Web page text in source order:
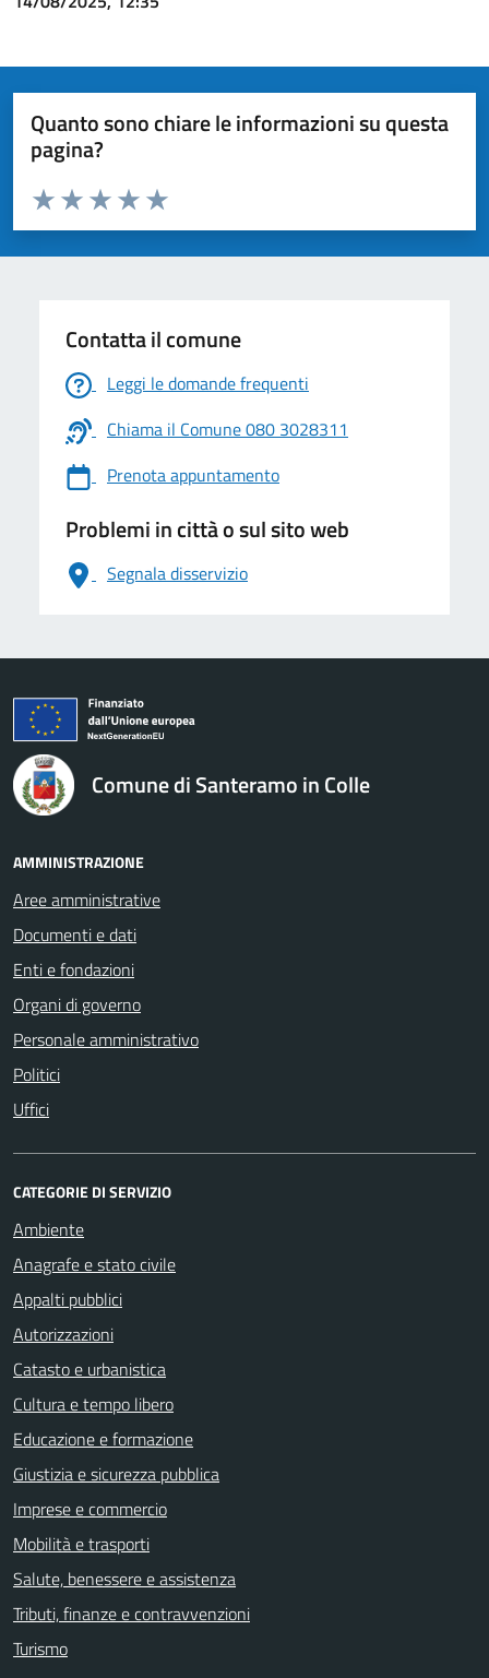
Quanto sono chiare le informazioni su questa
pagina?
Valuta da 1 a 5 stelle la pagina
Valuta 5 stelle su 5
Valuta 4 stelle su 5
Valuta 3 stelle su 5
Valuta 2 stelle su 5
Valuta 1 stelle su 5
Contatta il comune
Leggi le domande frequenti
Chiama il Comune 080 3028311
Prenota appuntamento
Problemi in città o sul sito web
Segnala disservizio
logo Unione Europea
Comune di Santeramo in Colle
AMMINISTRAZIONE
Aree amministrative
Documenti e dati
Enti e fondazioni
Organi di governo
Personale amministrativo
Politici
Uffici
CATEGORIE DI SERVIZIO
Ambiente
Anagrafe e stato civile
Appalti pubblici
Autorizzazioni
Catasto e urbanistica
Cultura e tempo libero
Educazione e formazione
Giustizia e sicurezza pubblica
Imprese e commercio
Mobilità e trasporti
Salute, benessere e assistenza
Tributi, finanze e contravvenzioni
Turismo